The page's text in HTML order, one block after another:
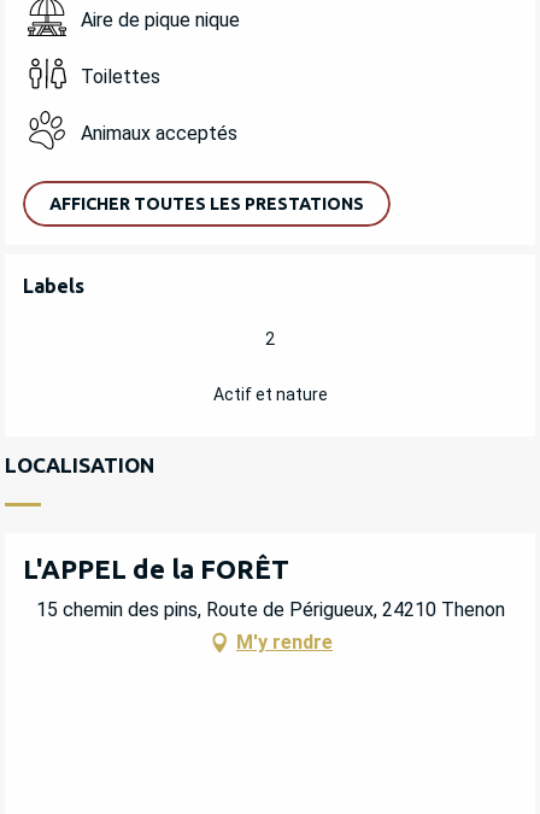
Aire de pique nique
Toilettes
Animaux acceptés
AFFICHER TOUTES LES PRESTATIONS
OFFRES DE PRESTATIONS
Labels
Labels
2
Actif et nature
LOCALISATION
L'APPEL de la FORÊT
15 chemin des pins, Route de Périgueux, 24210 Thenon
M'y rendre